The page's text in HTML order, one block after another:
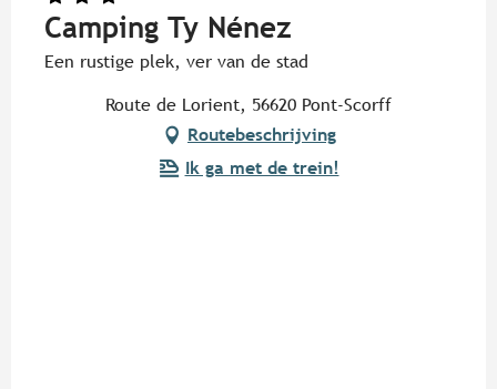
Camping Ty Nénez
Een rustige plek, ver van de stad
Route de Lorient, 56620 Pont-Scorff
Routebeschrijving
Ik ga met de trein!